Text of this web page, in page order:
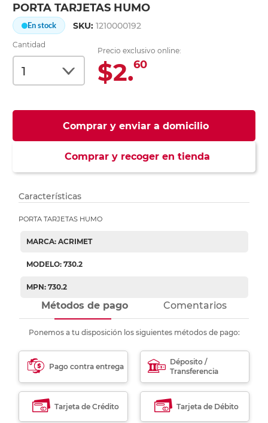
PORTA TARJETAS HUMO
En stock SKU:1210000192
Cantidad
Precio exclusivo online:
$2.60
Comprar y enviar a domicilio
Comprar y recoger en tienda
Características
PORTA TARJETAS HUMO
MARCA: ACRIMET
MODELO: 730.2
MPN: 730.2
Métodos de pago Comentarios
Ponemos a tu disposición los siguientes métodos de pago:
Pago contra entrega
Déposito /
Transferencia
Tarjeta de Crédito Tarjeta de Débito